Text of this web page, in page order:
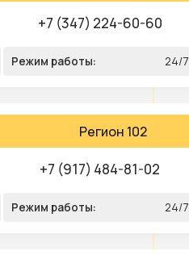
+7 (347) 224-60-60
Режим работы: 24/7
Регион 102
+7 (917) 484-81-02
Режим работы: 24/7